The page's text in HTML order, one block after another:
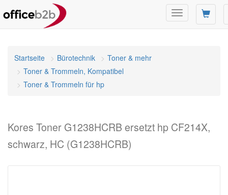
Navigation
umschalten
Startseite Bürotechnik
Toner & mehr
Toner & Trommeln, Kompatibel
Toner & Trommeln für hp
Kores Toner G1238HCRB ersetzt hp CF214X,
schwarz, HC (G1238HCRB)